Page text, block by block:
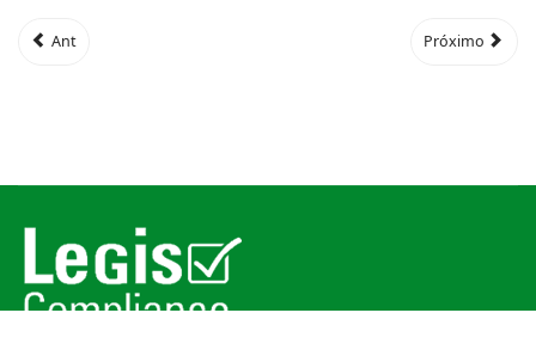
Ant Próximo